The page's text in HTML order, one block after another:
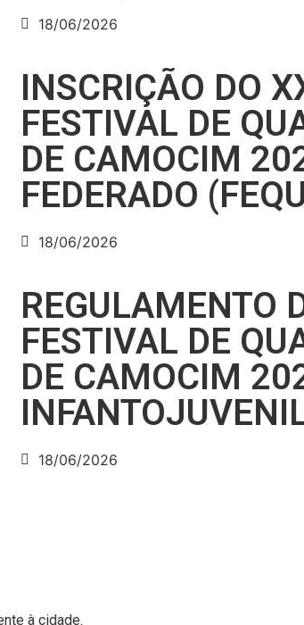
18/06/2026
INSCRIÇÃO DO
FESTIVAL DE
DE CAMOCIM
FEDERADO
18/06/2026
REGULAMENTO
FESTIVAL DE
DE CAMOCIM
18/06/2026
à cidade.